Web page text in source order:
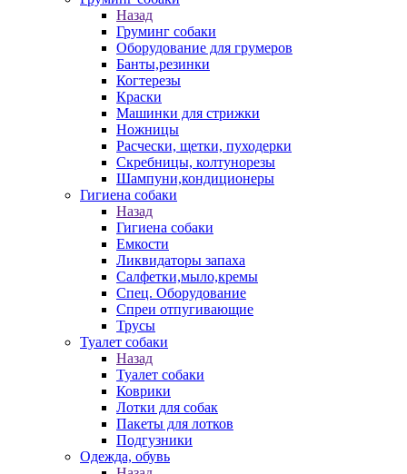
Назад
Груминг собаки
Оборудование для грумеров
Банты,резинки
Когтерезы
Краски
Машинки для стрижки
Ножницы
Расчески, щетки, пуходерки
Скребницы, колтунорезы
Шампуни,кондиционеры
Гигиена собаки
Назад
Гигиена собаки
Емкости
Ликвидаторы запаха
Салфетки,мыло,кремы
Спец. Оборудование
Спреи отпугивающие
Трусы
Туалет собаки
Назад
Туалет собаки
Коврики
Лотки для собак
Пакеты для лотков
Подгузники
Одежда, обувь